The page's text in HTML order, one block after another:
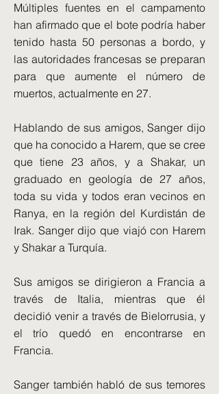
Múltiples fuentes en el campamento
han afirmado que el bote podría haber
tenido hasta 50 personas a bordo, y
las autoridades francesas se preparan
para que aumente el número de
muertos, actualmente en 27.
Hablando de sus amigos, Sanger dijo
que ha conocido a Harem, que se cree
que tiene 23 años, y a Shakar, un
graduado en geología de 27 años,
toda su vida y todos eran vecinos en
Ranya, en la región del Kurdistán de
Irak. Sanger dijo que viajó con Harem
y Shakar a Turquía.
Sus amigos se dirigieron a Francia a
través de Italia, mientras que él
decidió venir a través de Bielorrusia, y
el trío quedó en encontrarse en
Francia.
Sanger también habló de sus temores